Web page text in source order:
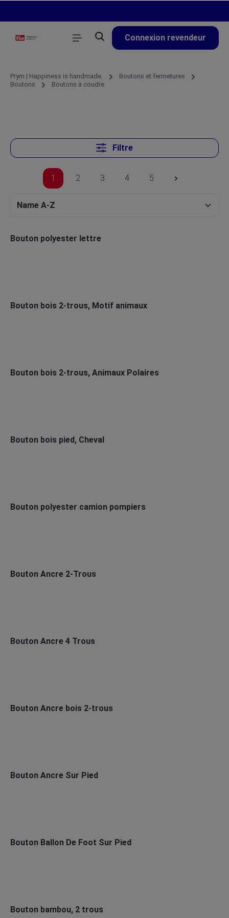
Connexion revendeur
Prym | Happiness is handmade.
Boutons et fermetures
Boutons
Boutons à coudre
Filtre
1 2 3 4 5
Bouton polyester lettre
Bouton bois 2-trous, Motif animaux
Bouton bois 2-trous, Animaux Polaires
Bouton bois pied, Cheval
Bouton polyester camion pompiers
Bouton Ancre 2-Trous
Bouton Ancre 4 Trous
Bouton Ancre bois 2-trous
Bouton Ancre Sur Pied
Bouton Ballon De Foot Sur Pied
Bouton bambou, 2 trous